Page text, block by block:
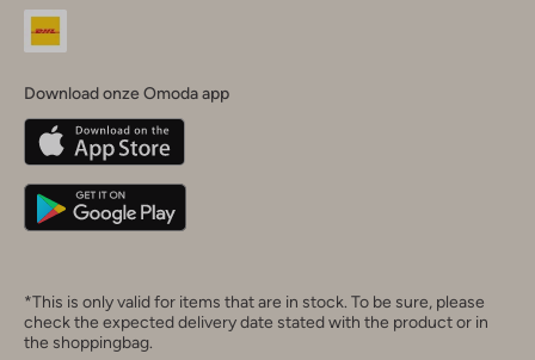
Land
Belgique(Français)
Deutschland
Download onze Omoda app
*This is only valid for items that are in stock. To be sure, please
check the expected delivery date stated with the product or in
the shoppingbag.